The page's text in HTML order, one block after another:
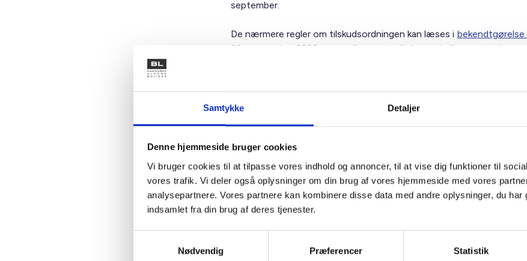
Samtykke Detaljer
Denne hjemmeside bruger cookies
Vi bruger cookies til at tilpasse vores indhold og annoncer, til at vise dig funktioner til
vores trafik. Vi deler også oplysninger om din brug af vores hjemmeside med vores
analysepartnere. Vores partnere kan kombinere disse data med andre oplysninger, du
indsamlet fra din brug af deres tjenester.
Nødvendig
Præferencer Statistik
september.
De nærmere regler om tilskudsordningen kan læses i bekendtgørelse
30. september 2022 om særlig støtte til almene boligorganisationers
Erhvervelse af beboelsesejendomme
ramme på 870 mio. kr.- yde lån til en almen boligorganisation til
almene boliger ved erhvervelse af eksisterende
Lånet er rentefrit og kan udgøre op til 20 pct. af ejendommens
Planstyrelsen stiller krav om påbegyndelse af tilbagebetaling senest
Ansøgning indsendes af boligorganisationen i ansøgningsperioden